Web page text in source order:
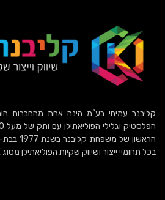
קליבנר עמיחי בע”מ הינה אחת מהחברות
הראשון של
בכל תחומיי ייצור ושיווק שקיות הפוליאתילן מסוג HDPE, LDPE ו-MDPE.